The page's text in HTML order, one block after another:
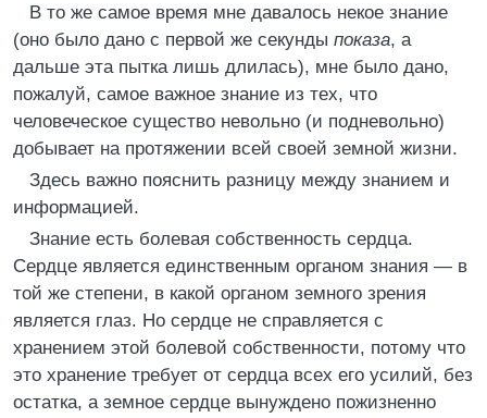
В то же самое время мне давалось некое знание
(оно было дано с первой же секунды показа, а
дальше эта пытка лишь длилась), мне было дано,
пожалуй, самое важное знание из тех, что
человеческое существо невольно (и подневольно)
добывает на протяжении всей своей земной жизни.
Здесь важно пояснить разницу между знанием и
информацией.
Знание есть болевая собственность сердца.
Сердце является единственным органом знания — в
той же степени, в какой органом земного зрения
является глаз. Но сердце не справляется с
хранением этой болевой собственности, потому что
это хранение требует от сердца всех его усилий, без
остатка, а земное сердце вынуждено пожизненно